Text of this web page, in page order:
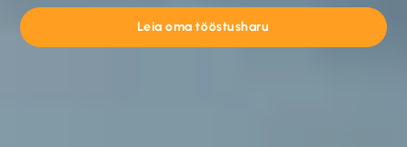
Leia oma tööstusharu